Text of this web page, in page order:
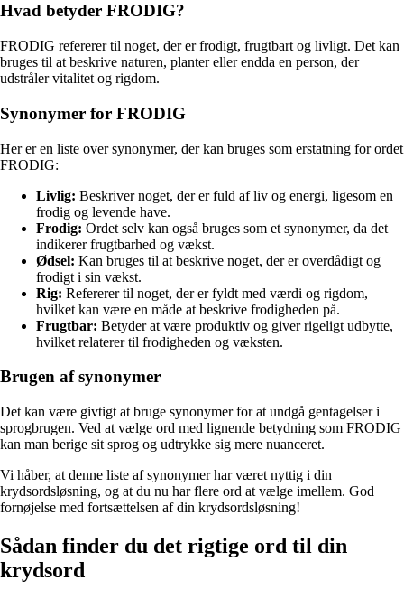
Hvad betyder FRODIG?
FRODIG refererer til noget, der er frodigt, frugtbart og livligt. Det kan
bruges til at beskrive naturen, planter eller endda en person, der
udstråler vitalitet og rigdom.
Synonymer for FRODIG
Her er en liste over synonymer, der kan bruges som erstatning for ordet
FRODIG:
Livlig: Beskriver noget, der er fuld af liv og energi, ligesom en
frodig og levende have.
Frodig: Ordet selv kan også bruges som et synonymer, da det
indikerer frugtbarhed og vækst.
Ødsel: Kan bruges til at beskrive noget, der er overdådigt og
frodigt i sin vækst.
Rig: Refererer til noget, der er fyldt med værdi og rigdom,
hvilket kan være en måde at beskrive frodigheden på.
Frugtbar: Betyder at være produktiv og giver rigeligt udbytte,
hvilket relaterer til frodigheden og væksten.
Brugen af synonymer
Det kan være givtigt at bruge synonymer for at undgå gentagelser i
sprogbrugen. Ved at vælge ord med lignende betydning som FRODIG
kan man berige sit sprog og udtrykke sig mere nuanceret.
Vi håber, at denne liste af synonymer har været nyttig i din
krydsordsløsning, og at du nu har flere ord at vælge imellem. God
fornøjelse med fortsættelsen af din krydsordsløsning!
Sådan finder du det rigtige ord til din
krydsord